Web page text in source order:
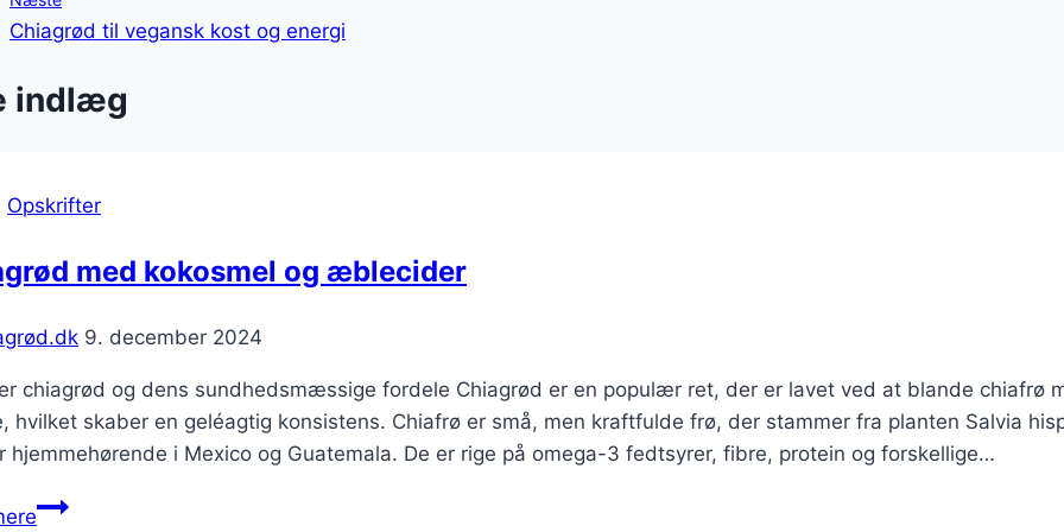
Chiagrød til vegansk kost og energi
indlæg
Opskrifter
med kokosmel og æblecider
9. december 2024
chiagrød og dens sundhedsmæssige fordele Chiagrød er en populær ret, der er lavet ved at blande chiafrø
hvilket skaber en geléagtig konsistens. Chiafrø er små, men kraftfulde frø, der stammer fra planten Salvia
hjemmehørende i Mexico og Guatemala. De er rige på omega-3 fedtsyrer, fibre, protein og forskellige…
Chiagrød